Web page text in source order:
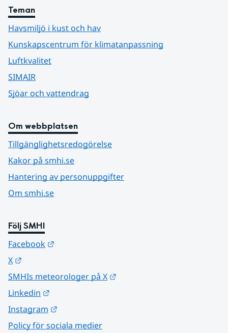
Teman
Havsmiljö i kust och hav
Kunskapscentrum för klimatanpassning
Luftkvalitet
SIMAIR
Sjöar och vattendrag
Om webbplatsen
Tillgänglighetsredogörelse
Kakor på smhi.se
Hantering av personuppgifter
Om smhi.se
Följ SMHI
Facebook
X
SMHIs meteorologer på X
Linkedin
Instagram
Policy för sociala medier